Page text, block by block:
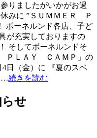
りましたがいかがお過
みに ”ＳＵＭＭＥＲ Ｐ
ボーネルンド各店、子ど
が充実しておりますの
そしてボーネルンドそ
ＰＬＡＹ ＣＡＭＰ」の
日（金）に 『夏のスペ
…続きを読む
せ